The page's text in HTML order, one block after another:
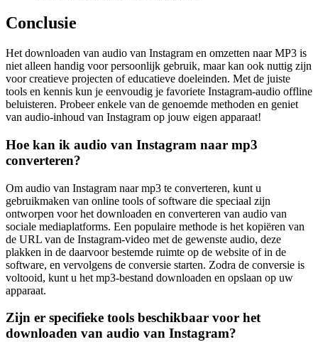
Conclusie
Het downloaden van audio van Instagram en omzetten naar MP3 is
niet alleen handig voor persoonlijk gebruik, maar kan ook nuttig zijn
voor creatieve projecten of educatieve doeleinden. Met de juiste
tools en kennis kun je eenvoudig je favoriete Instagram-audio offline
beluisteren. Probeer enkele van de genoemde methoden en geniet
van audio-inhoud van Instagram op jouw eigen apparaat!
Hoe kan ik audio van Instagram naar mp3
converteren?
Om audio van Instagram naar mp3 te converteren, kunt u
gebruikmaken van online tools of software die speciaal zijn
ontworpen voor het downloaden en converteren van audio van
sociale mediaplatforms. Een populaire methode is het kopiëren van
de URL van de Instagram-video met de gewenste audio, deze
plakken in de daarvoor bestemde ruimte op de website of in de
software, en vervolgens de conversie starten. Zodra de conversie is
voltooid, kunt u het mp3-bestand downloaden en opslaan op uw
apparaat.
Zijn er specifieke tools beschikbaar voor het
downloaden van audio van Instagram?